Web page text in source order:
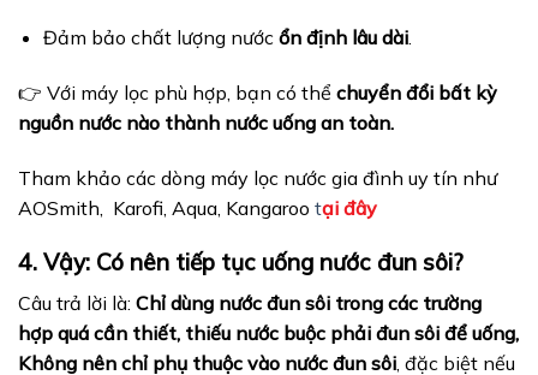
Đảm bảo chất lượng nước ổn định lâu dài.
👉 Với máy lọc phù hợp, bạn có thể chuyển đổi bất kỳ
nguồn nước nào thành nước uống an toàn.
Tham khảo các dòng máy lọc nước gia đình uy tín như
AOSmith, Karofi, Aqua, Kangaroo tại đây
4. Vậy: Có nên tiếp tục uống nước đun sôi?
Câu trả lời là: Chỉ dùng nước đun sôi trong các trường
hợp quá cần thiết, thiếu nước buộc phải đun sôi để uống,
Không nên chỉ phụ thuộc vào nước đun sôi, đặc biệt nếu